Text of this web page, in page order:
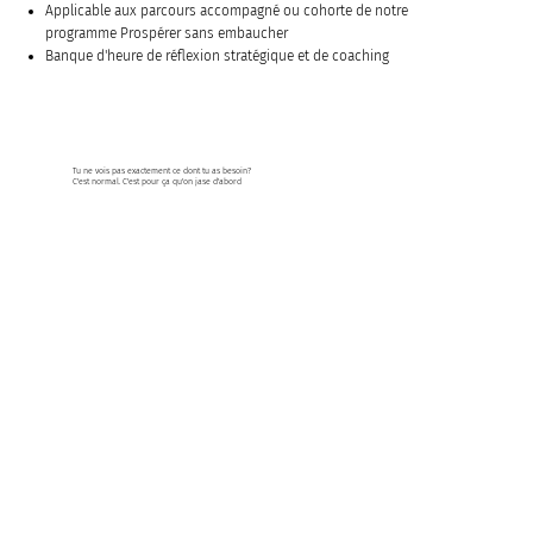
Applicable aux parcours accompagné ou cohorte de notre
programme Prospérer sans embaucher
Banque d'heure de réflexion stratégique et de coaching
Tu ne vois pas exactement ce dont tu as besoin?
C'est normal. C'est pour ça qu'on jase d'abord